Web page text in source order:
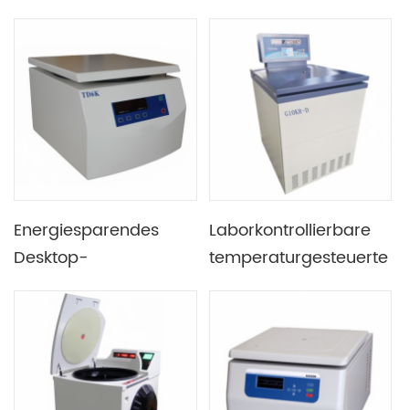
Hochleistungskompressor
mit einer
Höchstgeschwindigkeit
von 15.000 U/min
Energiesparendes
Desktop-
bürstenlosem
Gleichstrommotorantrieb
und niedriger
Geschwindigkeit
Laborkontrollierbare
temperaturgesteuerte
Winkelrotor und
Horizontalrotor